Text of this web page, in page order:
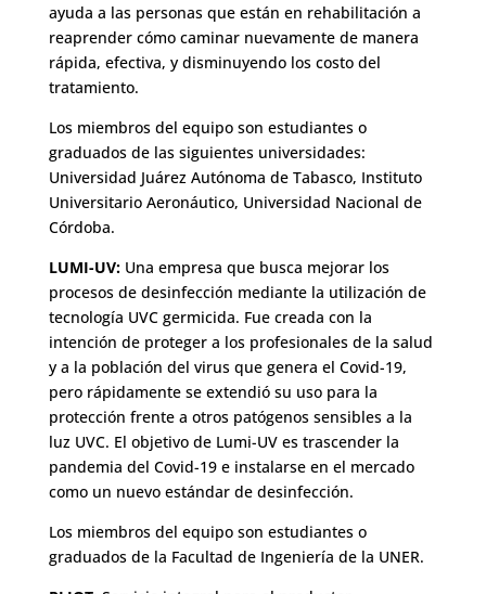
ayuda a las personas que están en rehabilitación a
reaprender cómo caminar nuevamente de manera
rápida, efectiva, y disminuyendo los costo del
tratamiento.
Los miembros del equipo son estudiantes o
graduados de las siguientes universidades:
Universidad Juárez Autónoma de Tabasco, Instituto
Universitario Aeronáutico, Universidad Nacional de
Córdoba.
LUMI-UV: Una empresa que busca mejorar los
procesos de desinfección mediante la utilización de
tecnología UVC germicida. Fue creada con la
intención de proteger a los profesionales de la salud
y a la población del virus que genera el Covid-19,
pero rápidamente se extendió su uso para la
protección frente a otros patógenos sensibles a la
luz UVC. El objetivo de Lumi-UV es trascender la
pandemia del Covid-19 e instalarse en el mercado
como un nuevo estándar de desinfección.
Los miembros del equipo son estudiantes o
graduados de la Facultad de Ingeniería de la UNER.